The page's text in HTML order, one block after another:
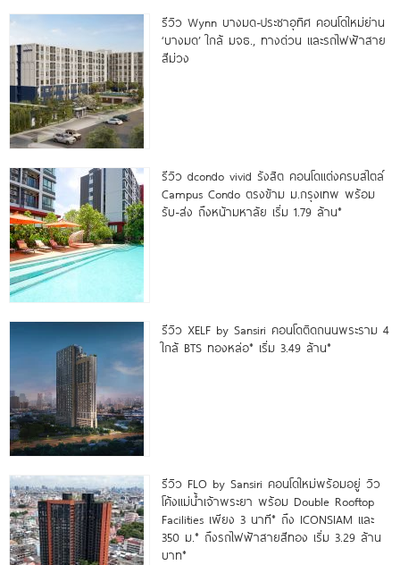
รีวิว Wynn บางมด-ประชาอุทิศ คอนโดใหม่ย่าน
‘บางมด’ ใกล้ มจธ., ทางด่วน และรถไฟฟ้าสาย
สีม่วง
รีวิว dcondo vivid รังสิต คอนโดแต่งครบสไตล์
Campus Condo ตรงข้าม ม.กรุงเทพ พร้อม
รับ-ส่ง ถึงหน้ามหาลัย เริ่ม 1.79 ล้าน*
รีวิว XELF by Sansiri คอนโดติดถนนพระราม 4
ใกล้ BTS ทองหล่อ* เริ่ม 3.49 ล้าน*
รีวิว FLO by Sansiri คอนโดใหม่พร้อมอยู่ วิว
โค้งแม่น้ำเจ้าพระยา พร้อม Double Rooftop
Facilities เพียง 3 นาที* ถึง ICONSIAM และ
350 ม.* ถึงรถไฟฟ้าสายสีทอง เริ่ม 3.29 ล้าน
บาท*